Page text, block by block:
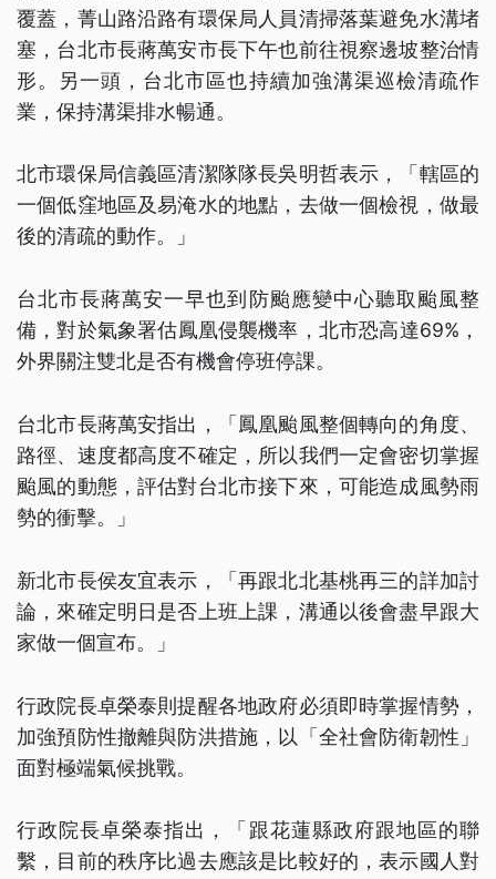
覆蓋，菁山路沿路有環保局人員清掃落葉避免水溝堵
塞，台北市長蔣萬安市長下午也前往視察邊坡整治情
形。另一頭，台北市區也持續加強溝渠巡檢清疏作
業，保持溝渠排水暢通。
北市環保局信義區清潔隊隊長吳明哲表示，「轄區的
一個低窪地區及易淹水的地點，去做一個檢視，做最
後的清疏的動作。」
台北市長蔣萬安一早也到防颱應變中心聽取颱風整
備，對於氣象署估鳳凰侵襲機率，北市恐高達69%，
外界關注雙北是否有機會停班停課。
台北市長蔣萬安指出，「鳳凰颱風整個轉向的角度、
路徑、速度都高度不確定，所以我們一定會密切掌握
颱風的動態，評估對台北市接下來，可能造成風勢雨
勢的衝擊。」
新北市長侯友宜表示，「再跟北北基桃再三的詳加討
論，來確定明日是否上班上課，溝通以後會盡早跟大
家做一個宣布。」
行政院長卓榮泰則提醒各地政府必須即時掌握情勢，
加強預防性撤離與防洪措施，以「全社會防衛韌性」
面對極端氣候挑戰。
行政院長卓榮泰指出，「跟花蓮縣政府跟地區的聯
繫，目前的秩序比過去應該是比較好的，表示國人對